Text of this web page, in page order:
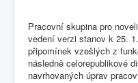
Pracovní skupina pro
vedení verzi stanov k 25.
připomínek vzešlých z
následně celorepublikové
navrhovaných úprav